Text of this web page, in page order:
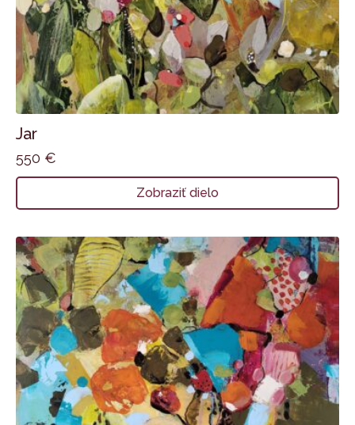
Jar
550 €
Zobraziť dielo